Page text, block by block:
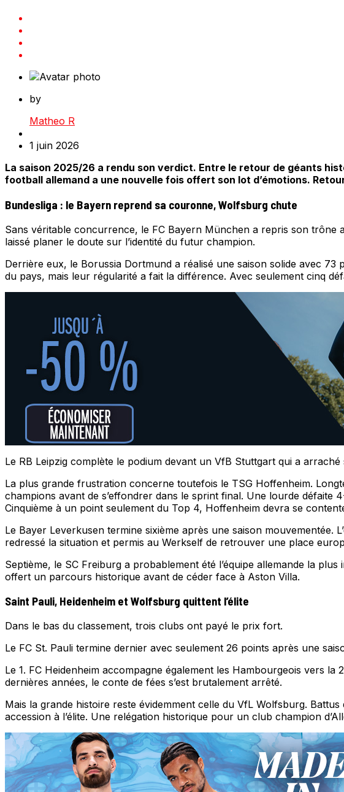
by
Matheo R
1 juin 2026
La saison 2025/26 a rendu son verdict. Entre le retour de géants
football allemand a une nouvelle fois offert son lot d’émotions.
Bundesliga : le Bayern reprend sa couronne, Wolfsburg chute
Sans véritable concurrence, le FC Bayern München a repris son trône
laissé planer le doute sur l’identité du futur champion.
Derrière eux, le Borussia Dortmund a réalisé une saison solide avec
du pays, mais leur régularité a fait la différence. Avec seulement cinq
Le RB Leipzig complète le podium devant un VfB Stuttgart qui a
La plus grande frustration concerne toutefois le TSG Hoffenheim.
champions avant de s’effondrer dans le sprint final. Une lourde
Cinquième à un point seulement du Top 4, Hoffenheim devra se
Le Bayer Leverkusen termine sixième après une saison mouvementée.
redressé la situation et permis au Werkself de retrouver une place
Septième, le SC Freiburg a probablement été l’équipe allemande la
offert un parcours historique avant de céder face à Aston Villa.
Saint Pauli, Heidenheim et Wolfsburg quittent l’élite
Dans le bas du classement, trois clubs ont payé le prix fort.
Le FC St. Pauli termine dernier avec seulement 26 points après une
Le 1. FC Heidenheim accompagne également les Hambourgeois vers
dernières années, le conte de fées s’est brutalement arrêté.
Mais la grande histoire reste évidemment celle du VfL Wolfsburg.
accession à l’élite. Une relégation historique pour un club champion